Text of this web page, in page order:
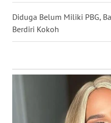
Diduga Belum Miliki PBG,
Berdiri Kokoh
WN
DAIRI
DANAU